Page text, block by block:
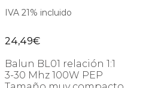
IVA 21% incluido
24,49€
Balun BL01 relación 1:1
3-30 Mhz 100W PEP